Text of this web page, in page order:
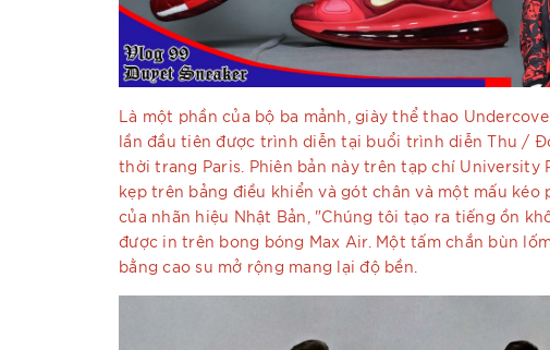
Là một phần của bộ ba mảnh, giày thể thao
lần đầu tiên được trình diễn tại buổi trình diễn Thu /
thời trang Paris. Phiên bản này trên tạp chí University
kẹp trên bảng điều khiển và gót chân và một mấu kéo
của nhãn hiệu Nhật Bản, "Chúng tôi tạo ra tiếng ồn
được in trên bong bóng Max Air. Một tấm chắn bùn
bằng cao su mở rộng mang lại độ bền.